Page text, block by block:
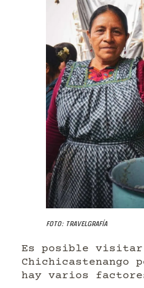
Foto: Travelgrafía
Es posible visitar
hay varios